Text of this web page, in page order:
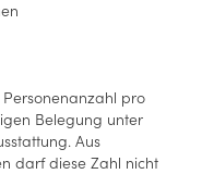
pro
Belegung unter
Aus
darf diese Zahl nicht